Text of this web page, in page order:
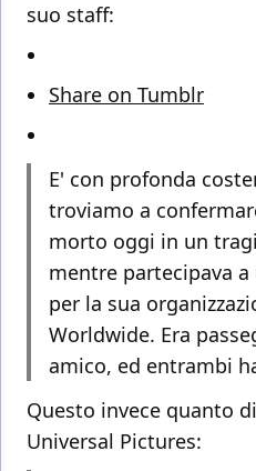
suo staff:
Share on Tumblr
E' con profonda
troviamo a
morto oggi in un
mentre partecipava
per la sua
Worldwide. Era
amico, ed entrambi
Questo invece quanto
Universal Pictures: